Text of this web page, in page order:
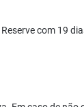
com 19